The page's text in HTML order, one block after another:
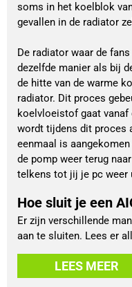
soms in het koelblok
gevallen in de radiator
De radiator waar de
dezelfde manier als bij
de hitte van de warme
radiator. Dit proces
koelvloeistof gaat vanaf
wordt tijdens dit proces
eenmaal is
de pomp weer terug
telkens tot jij je pc weer
Hoe sluit je een
Er zijn verschillende
aan te sluiten. Lees er
LEES MEER